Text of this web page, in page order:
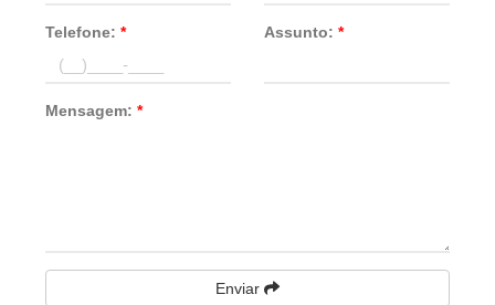
Telefone:* Assunto: *
Mensagem:*
Enviar